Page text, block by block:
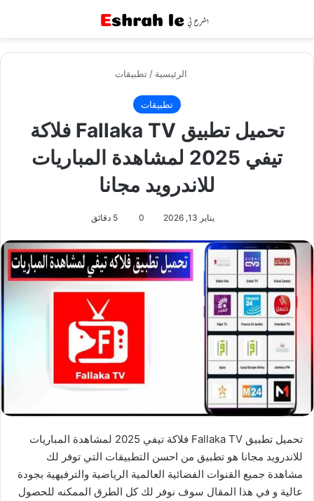
الرئيسية / تطبيقات
تطبيقات
تحميل تطبيق Fallaka TV فلاكة
تيفي 2025 لمشاهدة المباريات
للاندرويد مجانا
يناير 13, 2026 0 5 دقائق
تحميل تطبيق Fallaka TV فلاكة تيفي 2025 لمشاهدة المباريات
للاندرويد مجانا هو تطبيق من احسن التطبيقات التي توفر لك
مشاهدة جميع القنوات الفضائية العالمية الرياضية والترفيهية بجودة
عالية و في هذا المقال سوف نوفر لك كل الطرق الممكنه للحصول